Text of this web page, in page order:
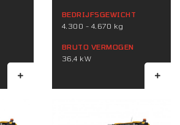
BEDRIJFSGEWICHT
4.300 - 4.670 kg
BRUTO VERMOGEN
36,4 kW